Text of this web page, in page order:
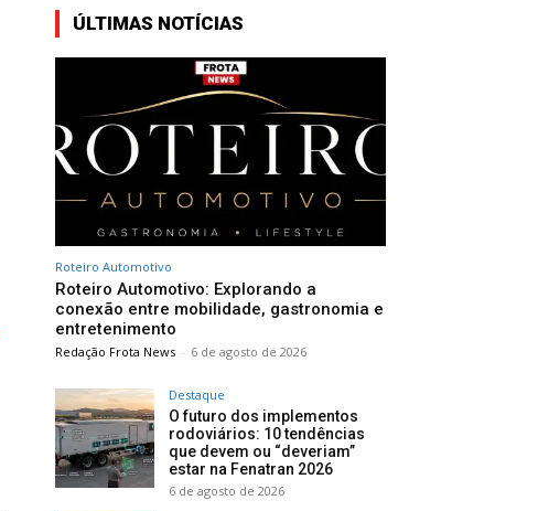
ÚLTIMAS NOTÍCIAS
Roteiro Automotivo
Roteiro Automotivo: Explorando a
conexão entre mobilidade, gastronomia e
entretenimento
Redação Frota News - 6 de agosto de 2026
Destaque
O futuro dos implementos
rodoviários: 10 tendências
que devem ou “deveriam”
estar na Fenatran 2026
6 de agosto de 2026